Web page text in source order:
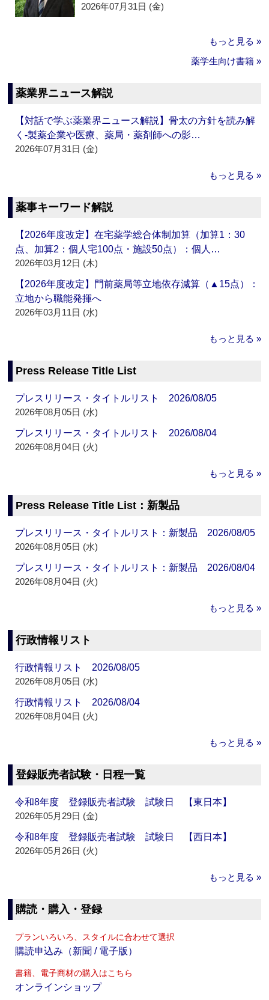
2026年07月31日 (金)
もっと見る »
薬学生向け書籍 »
薬業界ニュース解説
【対話で学ぶ薬業界ニュース解説】骨太の方針を読み解
く‐製薬企業や医療、薬局・薬剤師への影…
2026年07月31日 (金)
もっと見る »
薬事キーワード解説
【2026年度改定】在宅薬学総合体制加算（加算1：30
点、加算2：個人宅100点・施設50点）：個人…
2026年03月12日 (木)
【2026年度改定】門前薬局等立地依存減算（▲15点）：
立地から職能発揮へ
2026年03月11日 (水)
もっと見る »
Press Release Title List
プレスリリース・タイトルリスト 2026/08/05
2026年08月05日 (水)
プレスリリース・タイトルリスト 2026/08/04
2026年08月04日 (火)
もっと見る »
Press Release Title List：新製品
プレスリリース・タイトルリスト：新製品 2026/08/05
2026年08月05日 (水)
プレスリリース・タイトルリスト：新製品 2026/08/04
2026年08月04日 (火)
もっと見る »
行政情報リスト
行政情報リスト 2026/08/05
2026年08月05日 (水)
行政情報リスト 2026/08/04
2026年08月04日 (火)
もっと見る »
登録販売者試験・日程一覧
令和8年度 登録販売者試験 試験日 【東日本】
2026年05月29日 (金)
令和8年度 登録販売者試験 試験日 【西日本】
2026年05月26日 (火)
もっと見る »
購読・購入・登録
プランいろいろ、スタイルに合わせて選択
購読申込み（新聞 / 電子版）
書籍、電子商材の購入はこちら
オンラインショップ